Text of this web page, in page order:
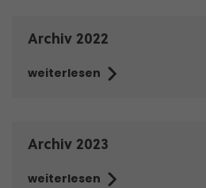
Archiv 2022
weiterlesen
Archiv 2023
weiterlesen